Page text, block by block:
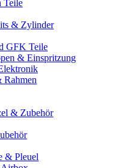
Teile
& Zylinder
GFK Teile
& Einspritzung
Rahmen
& Zubehör
& Pleuel